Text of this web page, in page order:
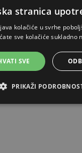
stranica
kolačiće u svrhe
sve kolačiće sukladno
SVE
PRIKAŽI